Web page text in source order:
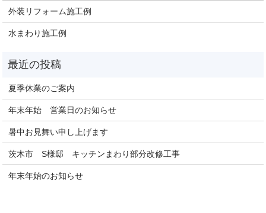
外装リフォーム施工例
水まわり施工例
夏季休業のご案内
年末年始 営業日のお知らせ
暑中お見舞い申し上げます
茨木市 S様邸 キッチンまわり部分改修工事
年末年始のお知らせ